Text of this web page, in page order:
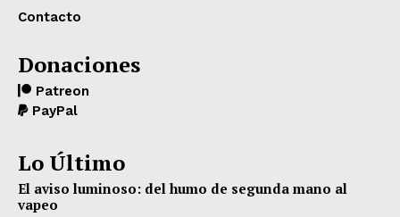
Contacto
Donaciones
Patreon
PayPal
Lo Último
El aviso luminoso: del humo de segunda mano al
vapeo